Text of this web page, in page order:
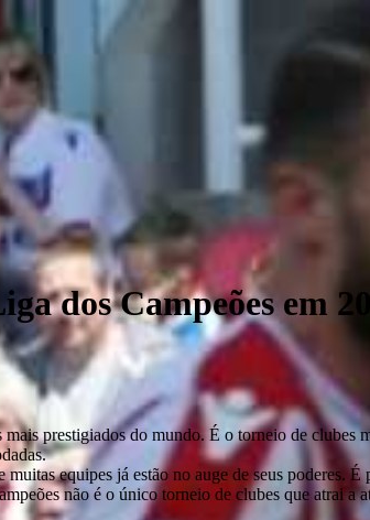
dos Campeões em
prestigiados do mundo. É o torneio de
equipes já estão no auge de seus poderes.
não é o único torneio de clubes que atrai